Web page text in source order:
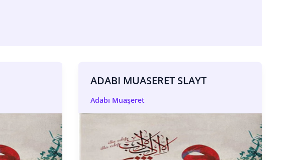
ADABI MUASERET SLAYT
Adabı Muaşeret